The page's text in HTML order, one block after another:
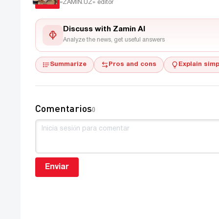
«ZAMIN.UZ» editor
Discuss with Zamin AI
Analyze the news, get useful answers
Summarize Pros and cons Explain
Comentarios0
Enviar